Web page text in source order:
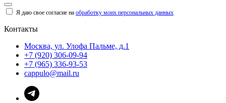
Я даю свое согласие на обработку моих персональных данных
Контакты
Москва, ул. Улофа Пальме, д.1
+7 (920) 306-09-94
+7 (965) 336-93-53
cappulo@mail.ru